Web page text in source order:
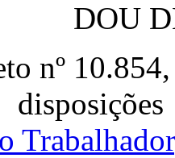
DOU
nº
Trabalhador